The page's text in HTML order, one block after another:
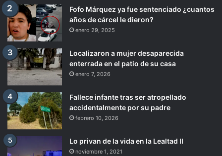
Fofo Márquez ya fue sentenciado ¿cuantos
años de cárcel le dieron?
enero 29, 2025
Localizaron a mujer desaparecida
enterrada en el patio de su casa
enero 7, 2026
Fallece infante tras ser atropellado
accidentalmente por su padre
febrero 10, 2026
Lo privan de la vida en la Lealtad II
noviembre 1, 2021